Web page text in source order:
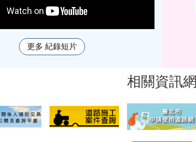
更多 紀錄短片
相關資訊網